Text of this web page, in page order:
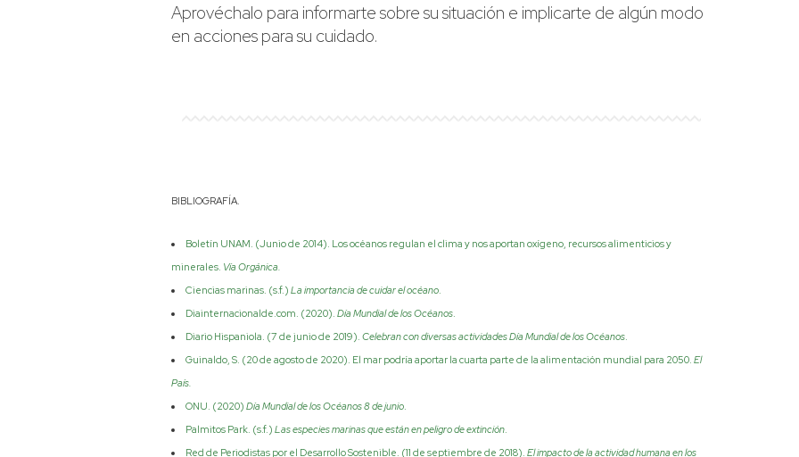
Aprovéchalo para informarte sobre su situación e implicarte de algún modo
en acciones para su cuidado.
BIBLIOGRAFÍA.
Boletín UNAM. (Junio de 2014). Los océanos regulan el clima y nos aportan oxígeno, recursos alimenticios y
minerales. Vía Orgánica.
Ciencias marinas. (s.f.) La importancia de cuidar el océano
Diainternacionalde.com. (2020). Día Mundial de los Océanos
Diario Hispaniola. (7 de junio de 2019). Celebran con diversas actividades Día Mundial de los Océanos
Guinaldo, S. (20 de agosto de 2020). El mar podría aportar la cuarta parte de la alimentación mundial para 2050. El
País.
ONU. (2020) Día Mundial de los Océanos 8 de junio
Palmitos Park. (s.f.) Las especies marinas que están en peligro de extinción
Red de Periodistas por el Desarrollo Sostenible. (11 de septiembre de 2018). El impacto de la actividad humana en los